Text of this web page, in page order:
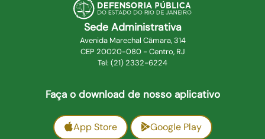
Sede Administrativa
Avenida Marechal Câmara, 314
CEP 20020-080 - Centro, RJ
Tel: (21) 2332-6224
Faça o download de nosso aplicativo
App Store Google Play